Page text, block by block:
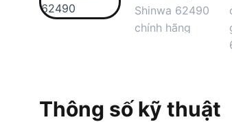
Thông số kỹ thuật